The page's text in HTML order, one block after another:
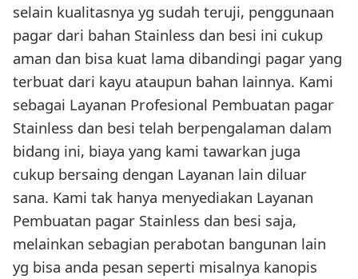
selain kualitasnya yg sudah teruji, penggunaan
pagar dari bahan Stainless dan besi ini cukup
aman dan bisa kuat lama dibandingi pagar yang
terbuat dari kayu ataupun bahan lainnya. Kami
sebagai Layanan Profesional Pembuatan pagar
Stainless dan besi telah berpengalaman dalam
bidang ini, biaya yang kami tawarkan juga
cukup bersaing dengan Layanan lain diluar
sana. Kami tak hanya menyediakan Layanan
Pembuatan pagar Stainless dan besi saja,
melainkan sebagian perabotan bangunan lain
yg bisa anda pesan seperti misalnya kanopis